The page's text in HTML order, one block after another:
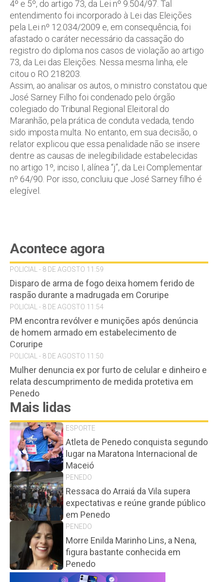
4º e 5º, do artigo 73, da Lei nº 9.504/97. Tal
entendimento foi incorporado à Lei das Eleições
pela Lei nº 12.034/2009 e, em consequência, foi
afastado o caráter necessário da cassação do
registro do diploma nos casos de violação ao artigo
73, da Lei das Eleições. Nessa mesma linha, ele
citou o RO 218203.
Assim, ao analisar os autos, o ministro constatou que
José Sarney Filho foi condenado pelo órgão
colegiado do Tribunal Regional Eleitoral do
Maranhão, pela prática de conduta vedada, tendo
sido imposta multa. No entanto, em sua decisão, o
relator explicou que essa penalidade não se insere
dentre as causas de inelegibilidade estabelecidas
no artigo 1º, inciso I, alínea “j”, da Lei Complementar
nº 64/90. Por isso, concluiu que José Sarney filho é
elegível.
Acontece agora
POLICIAL - 8 DE AGOSTO 11:59
Disparo de arma de fogo deixa homem ferido de
raspão durante a madrugada em Coruripe
POLICIAL - 8 DE AGOSTO 11:54
PM encontra revólver e munições após denúncia
de homem armado em estabelecimento de
Coruripe
POLICIAL - 8 DE AGOSTO 11:50
Mulher denuncia ex por furto de celular e dinheiro e
relata descumprimento de medida protetiva em
Penedo
Mais lidas
ESPORTE
Atleta de Penedo conquista segundo
lugar na Maratona Internacional de
Maceió
PENEDO
Ressaca do Arraiá da Vila supera
expectativas e reúne grande público
em Penedo
PENEDO
Morre Enilda Marinho Lins, a Nena,
figura bastante conhecida em
Penedo